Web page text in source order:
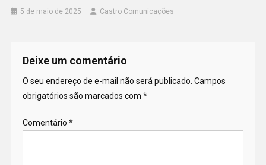
5 de maio de 2025 Castro Comunicações
Deixe um comentário
O seu endereço de e-mail não será publicado. Campos
obrigatórios são marcados com *
Comentário *